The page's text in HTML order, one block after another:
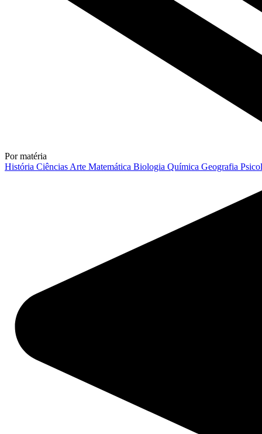
Por matéria
História Ciências Arte Matemática Biologia Química Geografia